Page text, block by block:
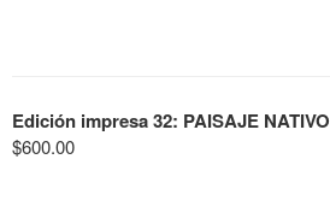
Edición impresa 32: PAISAJE NATIVO
$600.00